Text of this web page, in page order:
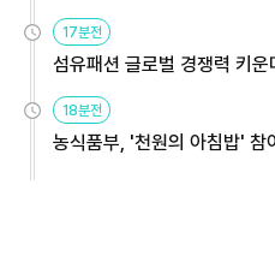
용해야
17분전
섬유패션 글로벌 경쟁력 키
원
18분전
농식품부, '천원의 아침밥'